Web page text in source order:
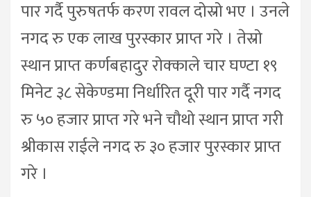
पार गर्दै पुरुषतर्फ करण रावल दोस्रो भए । उनले
नगद रु एक लाख पुरस्कार प्राप्त गरे । तेस्रो
स्थान प्राप्त कर्णबहादुर रोक्काले चार घण्टा १९
मिनेट ३८ सेकेण्डमा निर्धारित दूरी पार गर्दै नगद
रु ५० हजार प्राप्त गरे भने चौथो स्थान प्राप्त गरी
श्रीकास राईले नगद रु ३० हजार पुरस्कार प्राप्त
गरे ।